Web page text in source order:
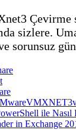
Çevirme
sizlere.
sorunsuz
VMXNET3
ile Nasıl
in Exchange